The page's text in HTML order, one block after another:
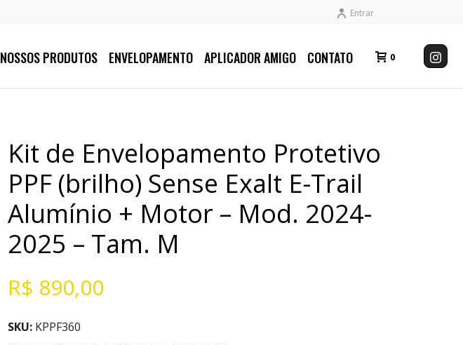
Entrar
NOSSOS PRODUTOS ENVELOPAMENTO APLICADOR AMIGO CONTATO 0
Kit de Envelopamento Protetivo
PPF (brilho) Sense Exalt E-Trail
Alumínio + Motor – Mod. 2024-
2025 – Tam. M
R$ 890,00
SKU: KPPF360